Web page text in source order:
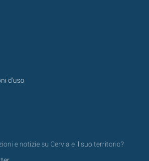
d'uso
e notizie su Cervia e il suo territorio?